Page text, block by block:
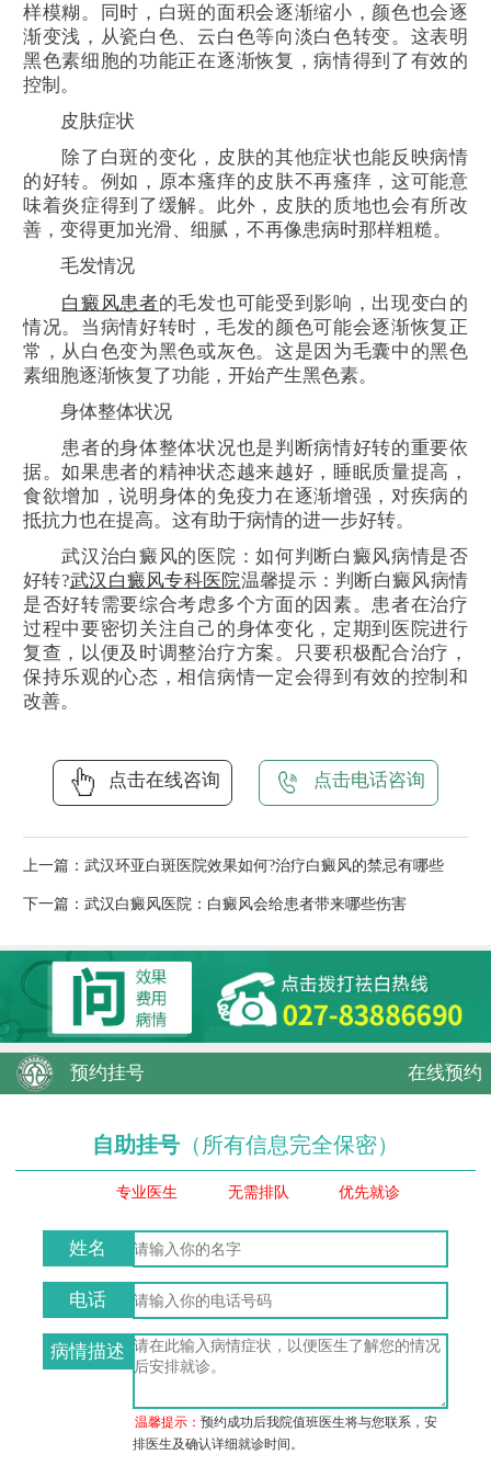
样模糊。同时，白斑的面积会逐渐缩小，颜色也会逐
渐变浅，从瓷白色、云白色等向淡白色转变。这表明
黑色素细胞的功能正在逐渐恢复，病情得到了有效的
控制。
皮肤症状
除了白斑的变化，皮肤的其他症状也能反映病情
的好转。例如，原本瘙痒的皮肤不再瘙痒，这可能意
味着炎症得到了缓解。此外，皮肤的质地也会有所改
善，变得更加光滑、细腻，不再像患病时那样粗糙。
毛发情况
白癜风患者的毛发也可能受到影响，出现变白的
情况。当病情好转时，毛发的颜色可能会逐渐恢复正
常，从白色变为黑色或灰色。这是因为毛囊中的黑色
素细胞逐渐恢复了功能，开始产生黑色素。
身体整体状况
患者的身体整体状况也是判断病情好转的重要依
据。如果患者的精神状态越来越好，睡眠质量提高，
食欲增加，说明身体的免疫力在逐渐增强，对疾病的
抵抗力也在提高。这有助于病情的进一步好转。
武汉治白癜风的医院：如何判断白癜风病情是否
好转?武汉白癜风专科医院温馨提示：判断白癜风病情
是否好转需要综合考虑多个方面的因素。患者在治疗
过程中要密切关注自己的身体变化，定期到医院进行
复查，以便及时调整治疗方案。只要积极配合治疗，
保持乐观的心态，相信病情一定会得到有效的控制和
改善。
点击在线咨询 点击电话咨询
上一篇： 武汉环亚白斑医院效果如何?治疗白癜风的禁忌有哪些
下一篇： 武汉白癜风医院：白癜风会给患者带来哪些伤害
预约挂号 在线预约
自助挂号 （所有信息完全保密）
专业医生 无需排队 优先就诊
姓名
电话
病情描述
温馨提示：预约成功后我院值班医生将与您联系，安
排医生及确认详细就诊时间。